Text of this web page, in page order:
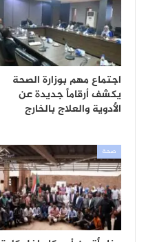
اجتماع مهم بوزارة الصحة
يكشف أرقاماً جديدة عن
الأدوية والعلاج بالخارج
صحة